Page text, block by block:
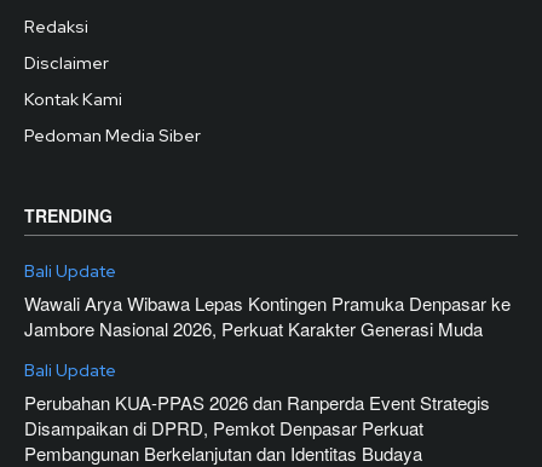
Redaksi
Disclaimer
Kontak Kami
Pedoman Media Siber
TRENDING
Bali Update
Wawali Arya Wibawa Lepas Kontingen Pramuka Denpasar ke
Jambore Nasional 2026, Perkuat Karakter Generasi Muda
Bali Update
Perubahan KUA-PPAS 2026 dan Ranperda Event Strategis
Disampaikan di DPRD, Pemkot Denpasar Perkuat
Pembangunan Berkelanjutan dan Identitas Budaya